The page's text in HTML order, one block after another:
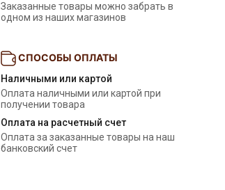
Заказанные товары можно забрать в
одном из наших магазинов
СПОСОБЫ ОПЛАТЫ
Наличными или картой
Оплата наличными или картой при
получении товара
Оплата на расчетный счет
Оплата за заказанные товары на наш
банковский счет